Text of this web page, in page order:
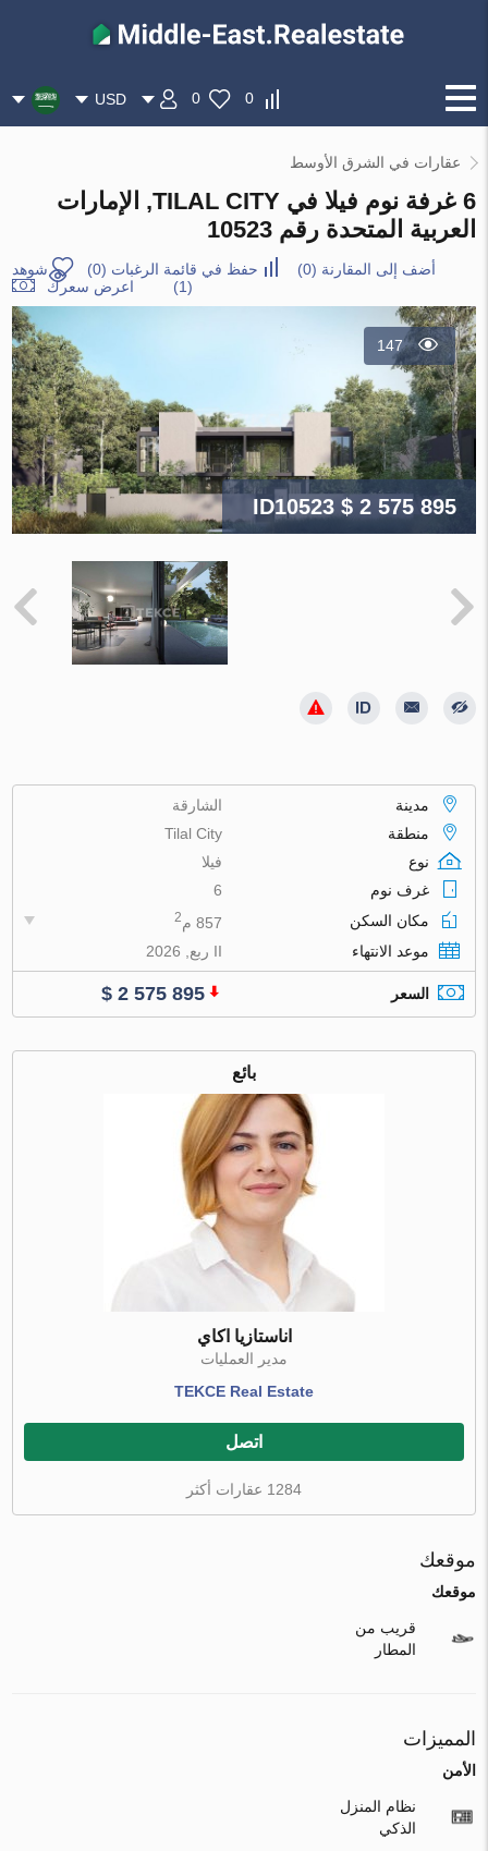
0
0
USD
عقارات في الشرق الأوسط
6 غرفة نوم فيلا في TILAL CITY, الإمارات
العربية المتحدة رقم 10523
أضف إلى المقارنة (
0
) حفظ في قائمة الرغبات (
0
)
شوهد
(1)
اعرض سعرك
147
ID10523$ 2 575 895
مدينة
الشارقة
منطقة
Tilal City
نوع
فيلا
غرف نوم
6
مكان السكن
857 م 2
موعد الانتهاء II ربع, 2026
السعر $ 2 575 895
بائع
اناستازيا اكاي
مدير العمليات
TEKCE Real Estate
اتصل
1284 عقارات أكثر
موقعك
موقعك
قريب من
المطار
المميزات
الأمن
نظام المنزل
الذكي